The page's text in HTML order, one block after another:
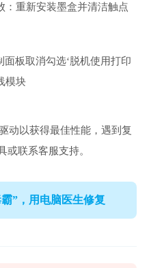
：重新安装墨盒并清洁触点
面板取消勾选‘脱机使用打印
模块
动以获得最佳性能，遇到复
或联系客服支持。
”，用电脑医生修复